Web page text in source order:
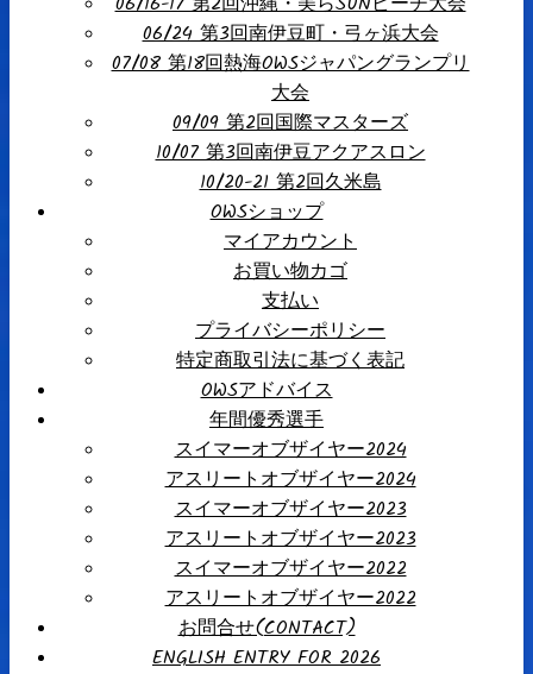
06/24 第3回南伊豆町・弓ヶ浜大会
07/08 第18回熱海OWSジャパングランプリ
大会
09/09 第2回国際マスターズ
10/07 第3回南伊豆アクアスロン
10/20-21 第2回久米島
OWSショップ
マイアカウント
お買い物カゴ
支払い
プライバシーポリシー
特定商取引法に基づく表記
OWSアドバイス
年間優秀選手
スイマーオブザイヤー2024
アスリートオブザイヤー2024
スイマーオブザイヤー2023
アスリートオブザイヤー2023
スイマーオブザイヤー2022
アスリートオブザイヤー2022
お問合せ(CONTACT)
ENGLISH ENTRY FOR 2026